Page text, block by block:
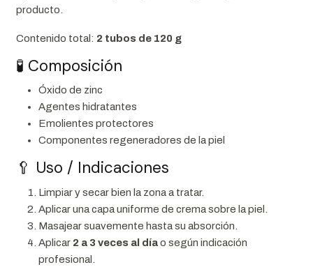
producto.
Contenido total: 2 tubos de 120 g
🧪 Composición
Óxido de zinc
Agentes hidratantes
Emolientes protectores
Componentes regeneradores de la piel
🥄 Uso / Indicaciones
Limpiar y secar bien la zona a tratar.
Aplicar una capa uniforme de crema sobre la piel.
Masajear suavemente hasta su absorción.
Aplicar 2 a 3 veces al díao según indicación
profesional.